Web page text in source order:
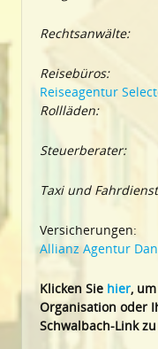
Rechtsanwälte:
Reisebüros:
Reiseagentur
Rollläden:
Steuerberater:
Taxi und
Versicherungen:
Allianz Agentur
Klicken Sie hier,
Organisation oder
Schwalbach-Link